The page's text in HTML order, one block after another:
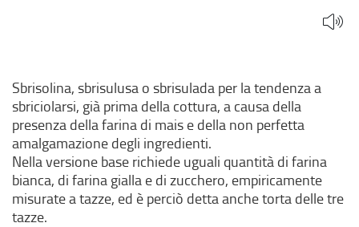
Sbrisolina, sbrisulusa o sbrisulada per la tendenza a
sbriciolarsi, già prima della cottura, a causa della
presenza della farina di mais e della non perfetta
amalgamazione degli ingredienti.
Nella versione base richiede uguali quantità di farina
bianca, di farina gialla e di zucchero, empiricamente
misurate a tazze, ed è perciò detta anche torta delle tre
tazze.